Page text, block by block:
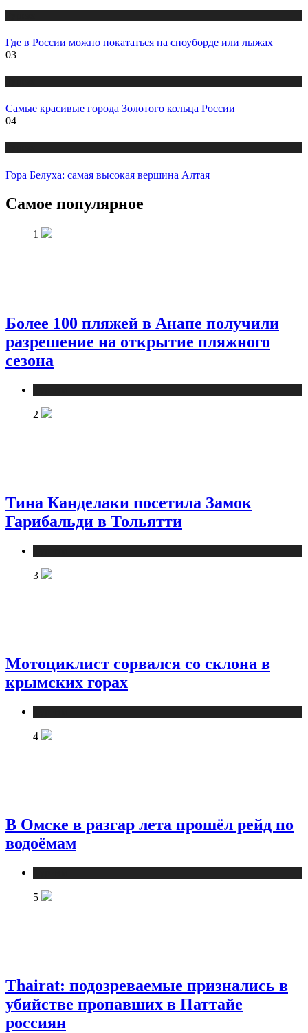
Где в России можно покататься на сноуборде или лыжах
03
Самые красивые города Золотого кольца России
04
Гора Белуха: самая высокая вершина Алтая
Самое популярное
1
Более 100 пляжей в Анапе получили
разрешение на открытие пляжного
сезона
2
Тина Канделаки посетила Замок
Гарибальди в Тольятти
3
Мотоциклист сорвался со склона в
крымских горах
4
В Омске в разгар лета прошёл рейд по
водоёмам
5
Thairat: подозреваемые признались в
убийстве пропавших в Паттайе
россиян